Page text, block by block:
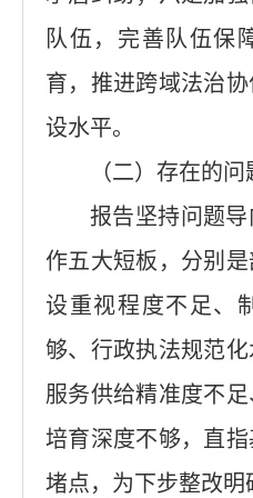
队伍，完善队伍保
育，推进跨域法治
设水平。
（二）存在的问
报告坚持问题
作五大短板，分别
设重视程度不足、
够、行政执法规范
服务供给精准度不
培育深度不够，直
堵点，为下步整改明